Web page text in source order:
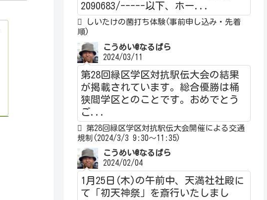
2090683/-----以下、ホー...
しいたけの菌打ち体験(事前申し込み・先着
順)
こうめい@なるぱら
2024/03/11
第28回緑区学区対抗駅伝大会の結果
が掲載されています。総合優勝は桶
狭間学区とのことです。おめでとう
ご...
第28回緑区学区対抗駅伝大会開催による交通
規制(2024/3/3 9:30～11:35)
こうめい@なるぱら
2024/02/04
1月25日(木)の午前中、天満社社殿に
て「初天神祭」を斎行いたしまし